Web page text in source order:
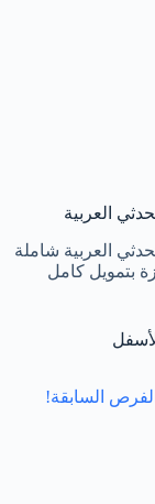
لمتحدثي العربية شاملة
بتمويل كامل
السابقة!